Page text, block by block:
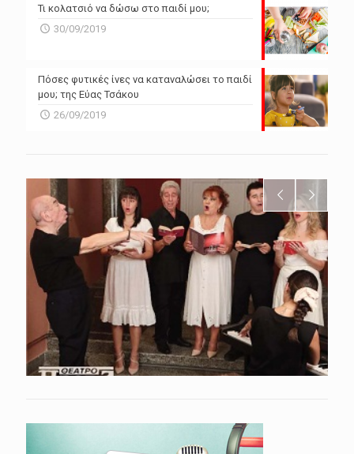
Τι κολατσιό να δώσω στο παιδί μου;
30/09/2019
Πόσες φυτικές ίνες να καταναλώσει το παιδί
μου; της Εύας Τσάκου
26/09/2019